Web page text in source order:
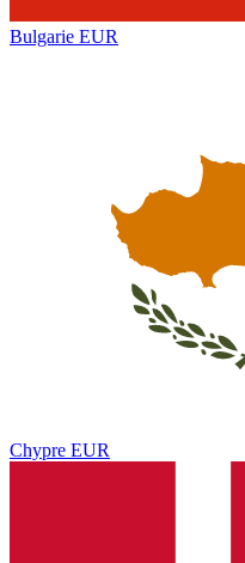
Bulgarie EUR
Chypre EUR